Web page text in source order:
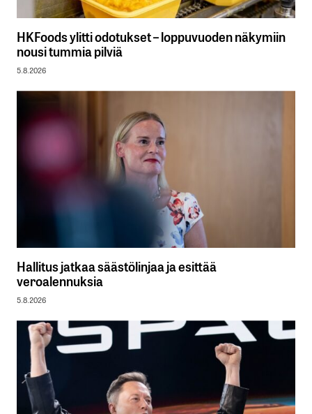
HKFoods ylitti odotukset – loppuvuoden näkymiin
nousi tummia pilviä
5.8.2026
Hallitus jatkaa säästölinjaa ja esittää
veroalennuksia
5.8.2026